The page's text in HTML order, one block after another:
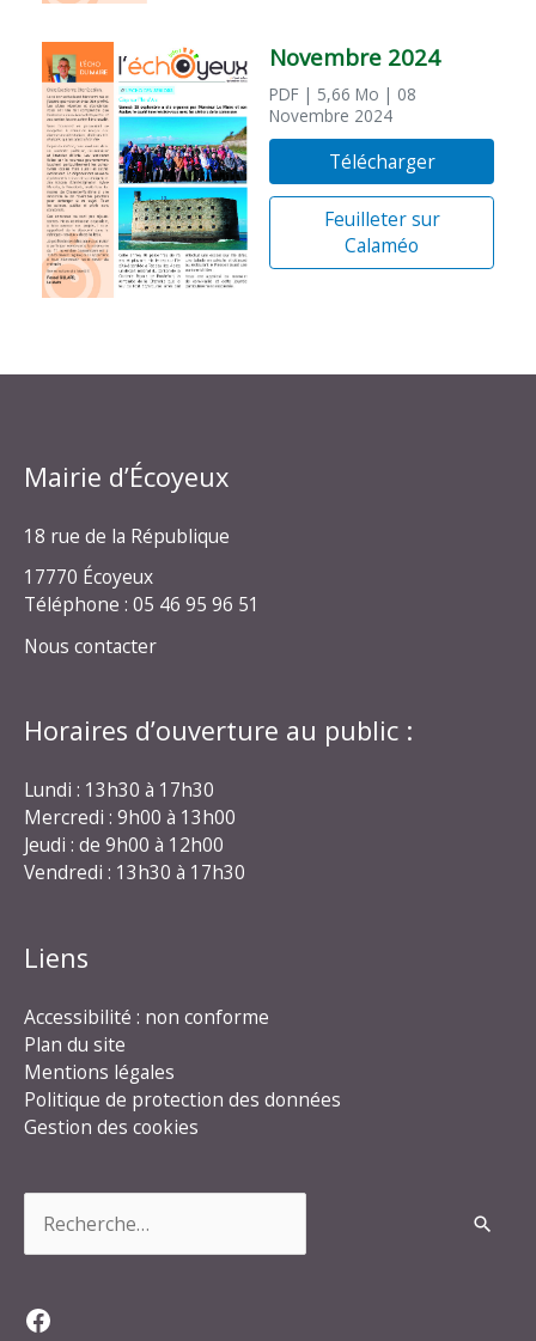
Novembre 2024
PDF | 5,66 Mo | 08
Novembre 2024
Télécharger
Feuilleter sur
Calaméo
Mairie d’Écoyeux
18 rue de la République
17770 Écoyeux
Téléphone : 05 46 95 96 51
Nous contacter
Horaires d’ouverture au public :
Lundi : 13h30 à 17h30
Mercredi : 9h00 à 13h00
Jeudi : de 9h00 à 12h00
Vendredi : 13h30 à 17h30
Liens
Accessibilité : non conforme
Plan du site
Mentions légales
Politique de protection des données
Gestion des cookies
Facebook